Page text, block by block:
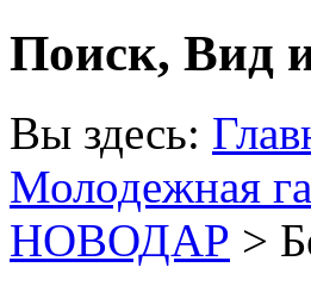
Поиск, Вид
Вы здесь:
Молодежная
НОВОДАР >